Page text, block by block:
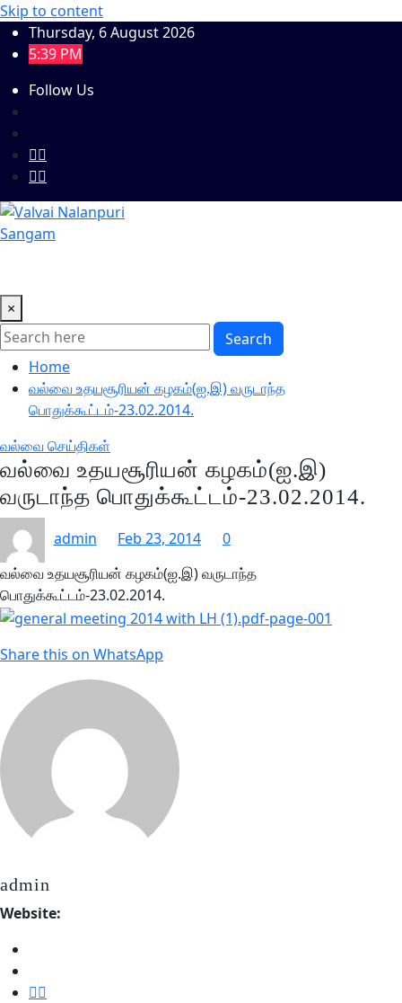
Skip to content
Thursday, 6 August 2026
5:39 PM
Follow Us
×
Search
Home
வல்வை உதயசூரியன் கழகம்(ஐ.இ) வருடாந்த
பொதுக்கூட்டம்-23.02.2014.
வல்வை செய்திகள்
வல்வை உதயசூரியன் கழகம்(ஐ.இ)
வருடாந்த பொதுக்கூட்டம்-23.02.2014.
admin Feb 23, 2014
0
வல்வை உதயசூரியன் கழகம்(ஐ.இ) வருடாந்த
பொதுக்கூட்டம்-23.02.2014.
Share this on WhatsApp
admin
Website: